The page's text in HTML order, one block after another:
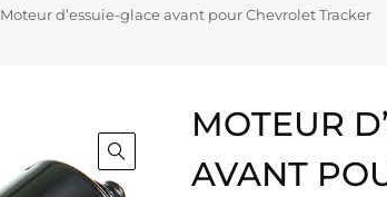
Moteur d’essuie-glace avant pour Chevrolet Tracker
MOTEUR
AVANT